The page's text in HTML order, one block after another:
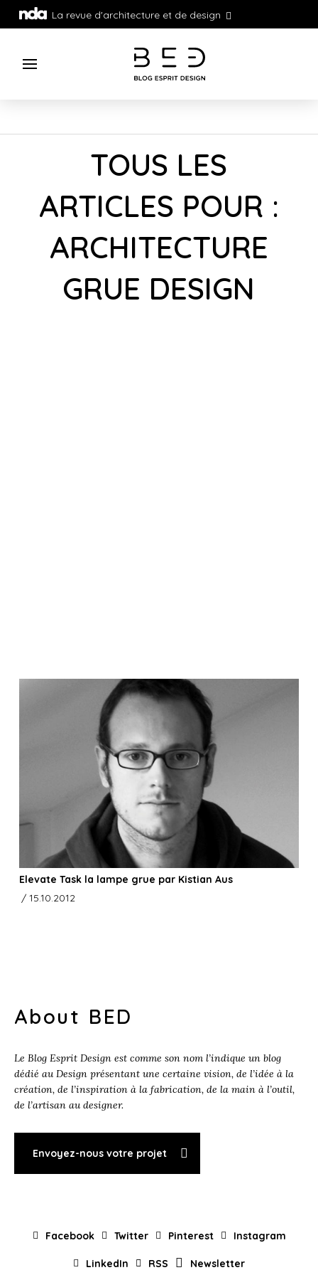
La revue d'architecture et de design
TOUS LES
ARTICLES POUR :
ARCHITECTURE
GRUE DESIGN
Elevate Task la lampe grue par Kistian Aus
/ 15.10.2012
About BED
Le Blog Esprit Design est comme son nom l’indique un blog
dédié au Design présentant une certaine vision, de l’idée à la
création, de l’inspiration à la fabrication, de la main à l’outil,
de l’artisan au designer.
Envoyez-nous votre projet
Facebook Twitter Pinterest Instagram
LinkedIn RSS Newsletter